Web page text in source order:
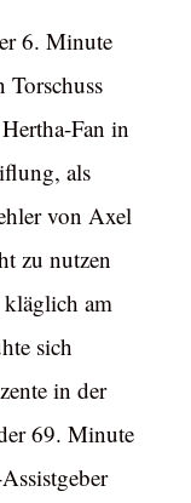
6. Minute
Torschuss
Fan in
als
von Axel
zu nutzen
am
sich
in der
69. Minute